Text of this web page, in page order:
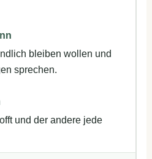
bleiben wollen und
sprechen.
und der andere jede